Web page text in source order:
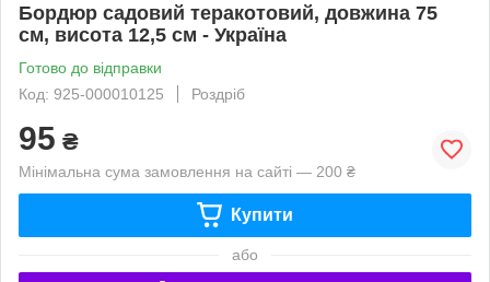
Бордюр садовий теракотовий, довжина 75
см, висота 12,5 см - Україна
Готово до відправки
Код: 925-000010125
Роздріб
95 ₴
Мінімальна сума замовлення на сайті — 200 ₴
Купити
або